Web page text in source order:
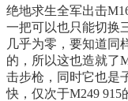
绝地求生全军出击
一把可以也只能切换
几乎为零，要知道同
的，所以这也造就了
击步枪，同时它也是
快，仅次于M249 915